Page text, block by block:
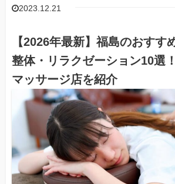
2023.12.21
【2026年最新】福島のおすす
整体・リラクゼーション10選
マッサージ店を紹介